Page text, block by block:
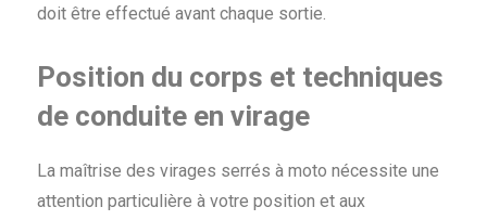
doit être effectué avant chaque sortie.
Position du corps et techniques
de conduite en virage
La maîtrise des virages serrés à moto nécessite une
attention particulière à votre position et aux